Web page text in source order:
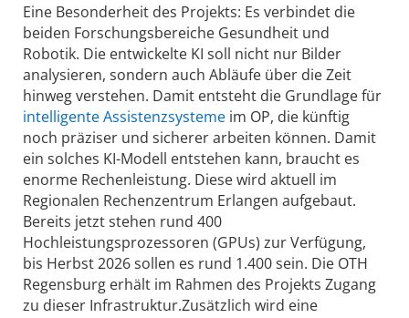
Eine Besonderheit des Projekts: Es verbindet die
beiden Forschungsbereiche Gesundheit und
Robotik. Die entwickelte KI soll nicht nur Bilder
analysieren, sondern auch Abläufe über die Zeit
hinweg verstehen. Damit entsteht die Grundlage für
intelligente Assistenzsysteme im OP, die künftig
noch präziser und sicherer arbeiten können. Damit
ein solches KI-Modell entstehen kann, braucht es
enorme Rechenleistung. Diese wird aktuell im
Regionalen Rechenzentrum Erlangen aufgebaut.
Bereits jetzt stehen rund 400
Hochleistungsprozessoren (GPUs) zur Verfügung,
bis Herbst 2026 sollen es rund 1.400 sein. Die OTH
Regensburg erhält im Rahmen des Projekts Zugang
zu dieser Infrastruktur.Zusätzlich wird eine